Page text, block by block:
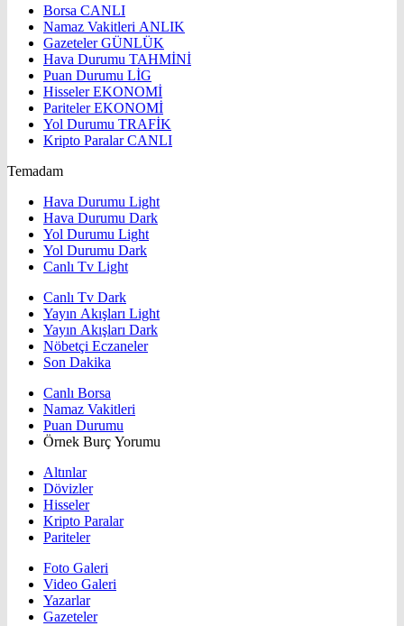
Borsa CANLI
Namaz Vakitleri ANLIK
GazetelerGÜNLÜK
Hava Durumu TAHMİNİ
Puan Durumu LİG
HisselerEKONOMİ
ParitelerEKONOMİ
Yol Durumu TRAFİK
Kripto ParalarCANLI
Temadam
Hava Durumu Light
Hava Durumu Dark
Yol Durumu Light
Yol Durumu Dark
Canlı Tv Light
Canlı Tv Dark
Yayın Akışları Light
Yayın Akışları Dark
Nöbetçi Eczaneler
Son Dakika
Canlı Borsa
Namaz Vakitleri
Puan Durumu
Örnek Burç Yorumu
Altınlar
Dövizler
Hisseler
Kripto Paralar
Pariteler
Foto Galeri
Video Galeri
Yazarlar
Gazeteler